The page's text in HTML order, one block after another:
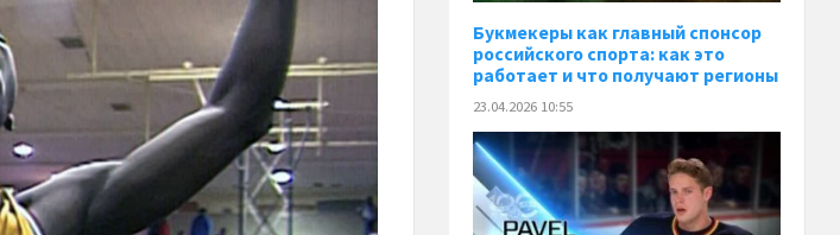
Букмекеры как главный спонсор
российского спорта: как это
работает и что получают регионы
23.04.2026 10:55